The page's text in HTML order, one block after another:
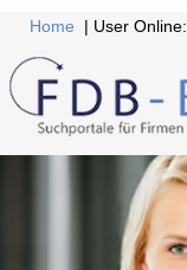
Home | User